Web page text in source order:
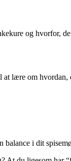
og hvorfor,
lære om
i dit